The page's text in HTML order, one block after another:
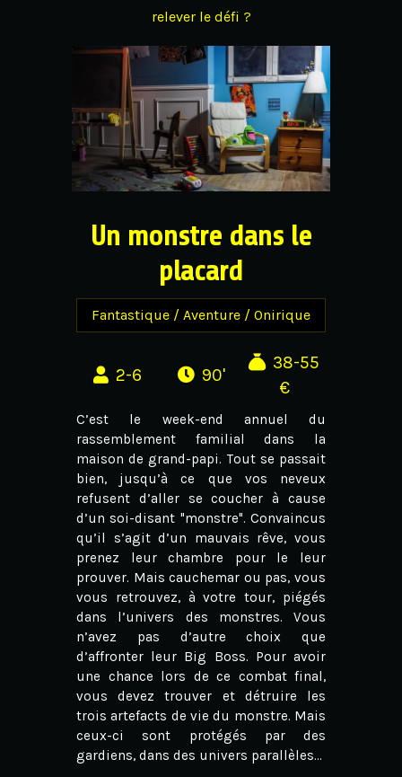
relever le défi ?
Un monstre dans le
placard
Fantastique / Aventure / Onirique
2-6 90'
38-55
€
C’est le week-end annuel du
rassemblement familial dans la
maison de grand-papi. Tout se passait
bien, jusqu’à ce que vos neveux
refusent d’aller se coucher à cause
d’un soi-disant "monstre". Convaincus
qu’il s’agit d’un mauvais rêve, vous
prenez leur chambre pour le leur
prouver. Mais cauchemar ou pas, vous
vous retrouvez, à votre tour, piégés
dans l’univers des monstres. Vous
n’avez pas d’autre choix que
d’affronter leur Big Boss. Pour avoir
une chance lors de ce combat final,
vous devez trouver et détruire les
trois artefacts de vie du monstre. Mais
ceux-ci sont protégés par des
gardiens, dans des univers parallèles…